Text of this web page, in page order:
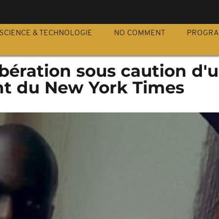
SCIENCE & TECHNOLOGIE NO COMMENT
sous caution
du New York Times